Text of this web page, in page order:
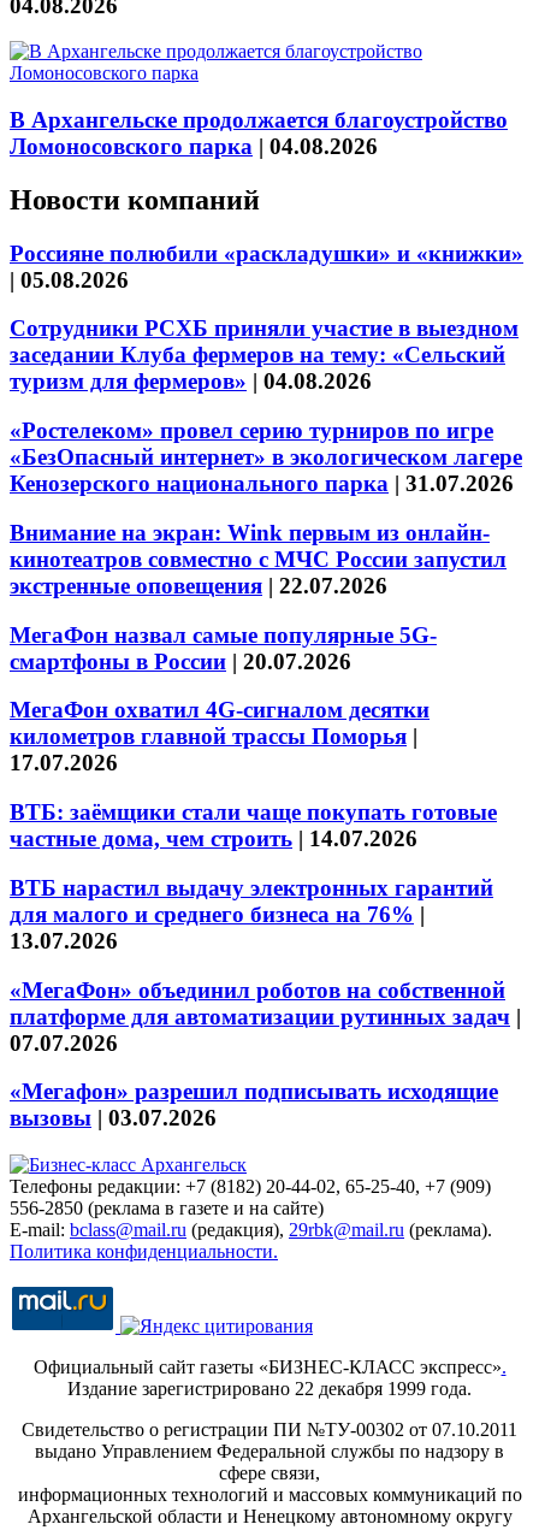
В Архангельске продолжается благоустройство
Ломоносовского парка | 04.08.2026
Новости компаний
Россияне полюбили «раскладушки» и «книжки»
| 05.08.2026
Сотрудники РСХБ приняли участие в выездном
заседании Клуба фермеров на тему: «Сельский
туризм для фермеров» | 04.08.2026
«Ростелеком» провел серию турниров по игре
«БезОпасный интернет» в экологическом лагере
Кенозерского национального парка | 31.07.2026
Внимание на экран: Wink первым из онлайн-
кинотеатров совместно с МЧС России запустил
экстренные оповещения | 22.07.2026
МегаФон назвал самые популярные 5G-
смартфоны в России | 20.07.2026
МегаФон охватил 4G-сигналом десятки
километров главной трассы Поморья |
17.07.2026
ВТБ: заёмщики стали чаще покупать готовые
частные дома, чем строить | 14.07.2026
ВТБ нарастил выдачу электронных гарантий
для малого и среднего бизнеса на 76% |
13.07.2026
«МегаФон» объединил роботов на собственной
платформе для автоматизации рутинных задач |
07.07.2026
«Мегафон» разрешил подписывать исходящие
вызовы | 03.07.2026
Телефоны редакции: +7 (8182) 20-44-02, 65-25-40, +7 (909)
556-2850 (реклама в газете и на сайте)
E-mail: bclass@mail.ru (редакция), 29rbk@mail.ru (реклама).
Политика конфиденциальности.
Официальный сайт газеты «БИЗНЕС-КЛАСС экспресс».
Издание зарегистрировано 22 декабря 1999 года.
Свидетельство о регистрации ПИ №ТУ-00302 от 07.10.2011
выдано Управлением Федеральной службы по надзору в
сфере связи,
информационных технологий и массовых коммуникаций по
Архангельской области и Ненецкому автономному округу